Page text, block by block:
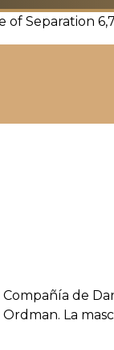
of Separation
Compañía de
Ordman. La